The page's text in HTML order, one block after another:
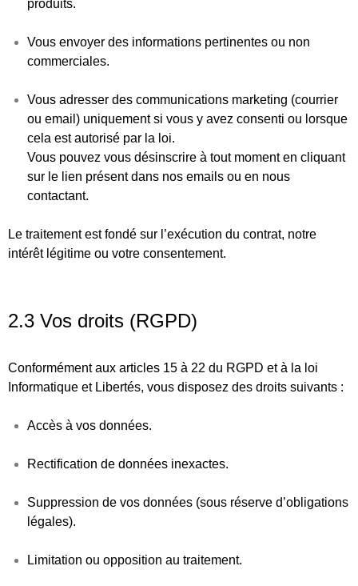
produits.
Vous envoyer des informations pertinentes ou non
commerciales.
Vous adresser des communications marketing (courrier
ou email) uniquement si vous y avez consenti ou lorsque
cela est autorisé par la loi.
Vous pouvez vous désinscrire à tout moment en cliquant
sur le lien présent dans nos emails ou en nous
contactant.
Le traitement est fondé sur l’exécution du contrat, notre
intérêt légitime ou votre consentement.
2.3 Vos droits (RGPD)
Conformément aux articles 15 à 22 du RGPD et à la loi
Informatique et Libertés, vous disposez des droits suivants :
Accès à vos données.
Rectification de données inexactes.
Suppression de vos données (sous réserve d’obligations
légales).
Limitation ou opposition au traitement.